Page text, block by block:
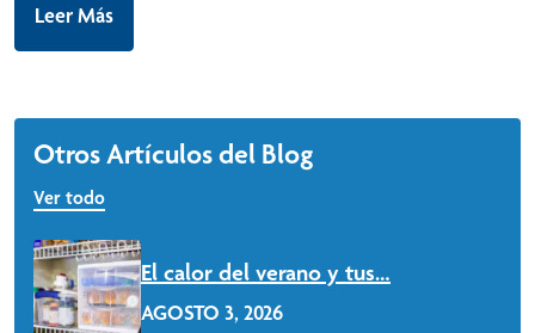
Leer Más
Otros Artículos del Blog
Ver todo
El calor del verano y tus…
AGOSTO 3, 2026